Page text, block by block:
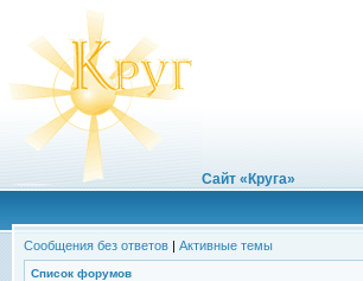
Сайт «Круга»
Сообщения без ответов | Активные темы
Список форумов